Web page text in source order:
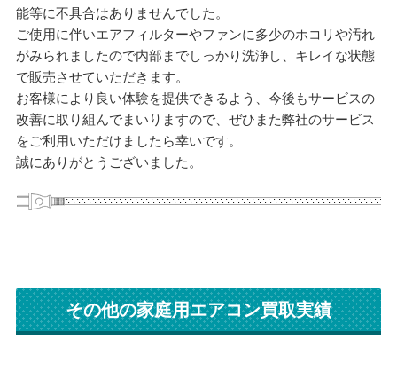
能等に不具合はありませんでした。
ご使用に伴いエアフィルターやファンに多少のホコリや汚れ
がみられましたので内部までしっかり洗浄し、キレイな状態
で販売させていただきます。
お客様により良い体験を提供できるよう、今後もサービスの
改善に取り組んでまいりますので、ぜひまた弊社のサービス
をご利用いただけましたら幸いです。
誠にありがとうございました。
その他の家庭用エアコン買取実績